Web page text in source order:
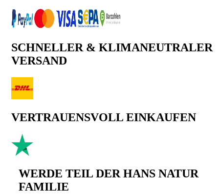
SCHNELLER & KLIMANEUTRALER
VERSAND
VERTRAUENSVOLL EINKAUFEN
WERDE TEIL DER HANS NATUR
FAMILIE